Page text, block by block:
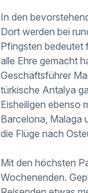
In den
Dort werden bei
Pfingsten bedeutet
alle Ehre gemacht
Geschäftsführer
türkische Antalya
Eisheiligen ebenso
Barcelona, Malaga
die Flüge nach
Mit den höchsten
Wochenenden.